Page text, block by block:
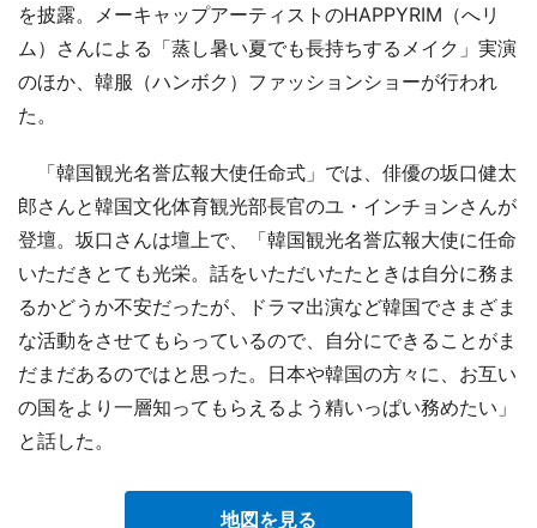
を披露。メーキャップアーティストのHAPPYRIM（へリ
ム）さんによる「蒸し暑い夏でも長持ちするメイク」実演
のほか、韓服（ハンボク）ファッションショーが行われ
た。
「韓国観光名誉広報大使任命式」では、俳優の坂口健太
郎さんと韓国文化体育観光部長官のユ・インチョンさんが
登壇。坂口さんは壇上で、「韓国観光名誉広報大使に任命
いただきとても光栄。話をいただいたたときは自分に務ま
るかどうか不安だったが、ドラマ出演など韓国でさまざま
な活動をさせてもらっているので、自分にできることがま
だまだあるのではと思った。日本や韓国の方々に、お互い
の国をより一層知ってもらえるよう精いっぱい務めたい」
と話した。
地図を見る